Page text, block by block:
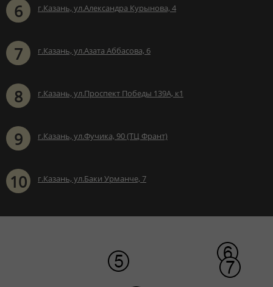
6 г.Казань, ул.Александра Курынова, 4
7 г.Казань, ул.Азата Аббасова, 6
8 г.Казань, ул.Проспект Победы 139А, к1
9 г.Казань, ул.Фучика, 90 (ТЦ Франт)
10 г.Казань, ул.Баки Урманче, 7